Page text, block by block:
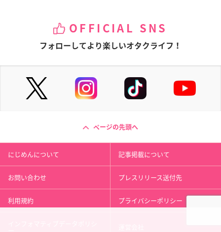
OFFICIAL SNS
フォローしてより楽しいオタクライフ！
ページの先頭へ
にじめんについて 記事掲載について
お問い合わせ プレスリリース送付先
利用規約 プライバシーポリシー